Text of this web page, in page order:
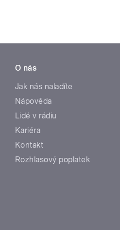
O nás
Jak nás naladíte
Nápověda
Lidé v rádiu
Kariéra
Kontakt
Rozhlasový poplatek